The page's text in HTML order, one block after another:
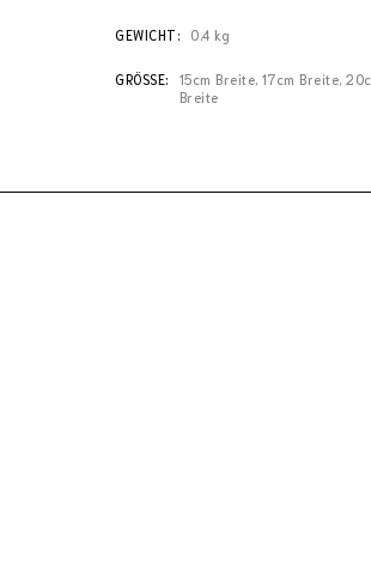
GEWICHT 0,4 kg
GRÖSSE
15cm Breite, 17cm Breite,
Breite